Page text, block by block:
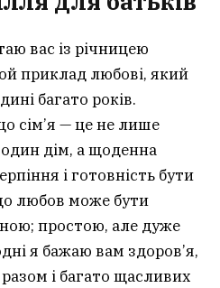
вас із річницею
приклад любові, який
багато років.
сім’я — це не лише
один дім, а щоденна
і готовність бути
любов може бути
простою, але дуже
я бажаю вам здоров’я,
і багато щасливих